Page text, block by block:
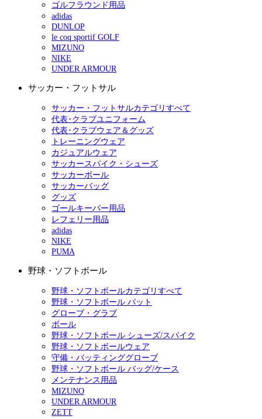
ゴルフラウンド用品
adidas
DUNLOP
le coq sportif GOLF
MIZUNO
NIKE
UNDER ARMOUR
サッカー・フットサル
サッカー・フットサルカテゴリすべて
代表･クラブユニフォーム
代表･クラブウェア＆グッズ
トレーニングウェア
カジュアルウェア
サッカースパイク・シューズ
サッカーボール
サッカーバッグ
グッズ
ゴールキーパー用品
レフェリー用品
adidas
NIKE
PUMA
野球・ソフトボール
野球・ソフトボールカテゴリすべて
野球・ソフトボール バット
グローブ・グラブ
ボール
野球・ソフトボール シューズ/スパイク
野球・ソフトボールウェア
守備・バッティンググローブ
野球・ソフトボール バッグ/ケース
メンテナンス用品
MIZUNO
UNDER ARMOUR
ZETT